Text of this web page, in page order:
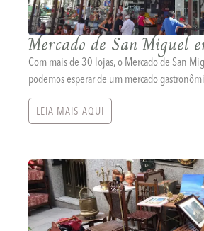
Mercado de San Miguel
Com mais de 30 lojas, o Mercado de San
podemos esperar de um mercado
LEIA MAIS AQUI